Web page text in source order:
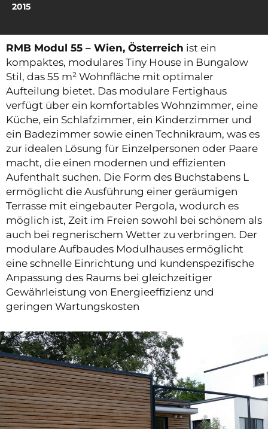
2015
RMB Modul 55 – Wien, Österreich ist ein
kompaktes, modulares Tiny House in Bungalow
Stil, das 55 m² Wohnfläche mit optimaler
Aufteilung bietet. Das modulare Fertighaus
verfügt über ein komfortables Wohnzimmer, eine
Küche, ein Schlafzimmer, ein Kinderzimmer und
ein Badezimmer sowie einen Technikraum, was es
zur idealen Lösung für Einzelpersonen oder Paare
macht, die einen modernen und effizienten
Aufenthalt suchen. Die Form des Buchstabens L
ermöglicht die Ausführung einer geräumigen
Terrasse mit eingebauter Pergola, wodurch es
möglich ist, Zeit im Freien sowohl bei schönem als
auch bei regnerischem Wetter zu verbringen. Der
modulare Aufbaudes Modulhauses ermöglicht
eine schnelle Einrichtung und kundenspezifische
Anpassung des Raums bei gleichzeitiger
Gewährleistung von Energieeffizienz und
geringen Wartungskosten